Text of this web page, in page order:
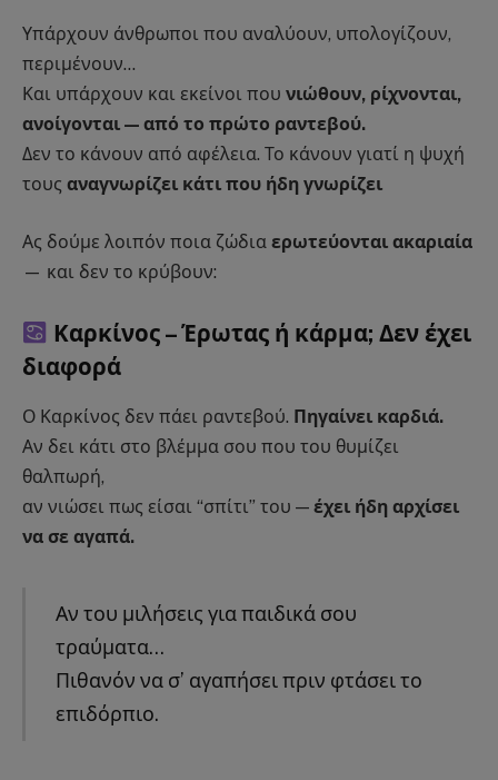
Υπάρχουν άνθρωποι που αναλύουν, υπολογίζουν,
περιμένουν…
Και υπάρχουν και εκείνοι που νιώθουν, ρίχνονται,
ανοίγονται — από το πρώτο ραντεβού.
Δεν το κάνουν από αφέλεια. Το κάνουν γιατί η ψυχή
τους αναγνωρίζει κάτι που ήδη γνωρίζει
Ας δούμε λοιπόν ποια ζώδια ερωτεύονται ακαριαία
— και δεν το κρύβουν:
Καρκίνος – Έρωτας ή κάρμα; Δεν έχει
διαφορά
Ο Καρκίνος δεν πάει ραντεβού. Πηγαίνει καρδιά.
Αν δει κάτι στο βλέμμα σου που του θυμίζει
θαλπωρή,
αν νιώσει πως είσαι “σπίτι” του — έχει ήδη αρχίσει
να σε αγαπά.
Αν του μιλήσεις για παιδικά σου
τραύματα…
Πιθανόν να σ’ αγαπήσει πριν φτάσει το
επιδόρπιο.